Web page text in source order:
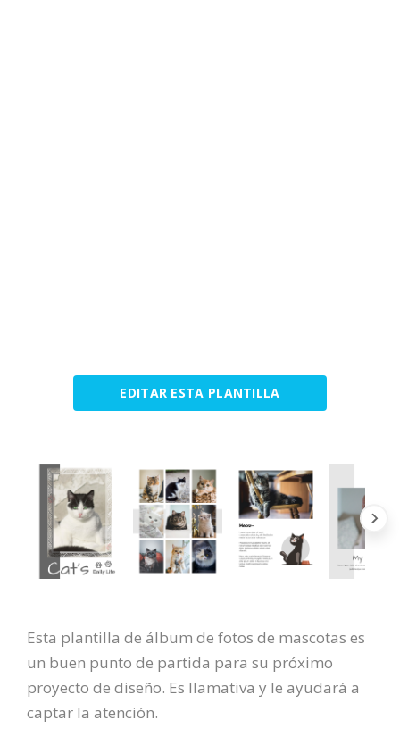
EDITAR ESTA PLANTILLA
Esta plantilla de álbum de fotos de mascotas es
un buen punto de partida para su próximo
proyecto de diseño. Es llamativa y le ayudará a
captar la atención.